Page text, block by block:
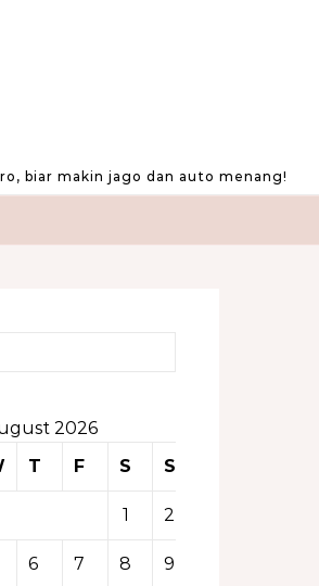
biar makin jago dan auto menang!
2026
T F S S
1 2
6 7 8 9